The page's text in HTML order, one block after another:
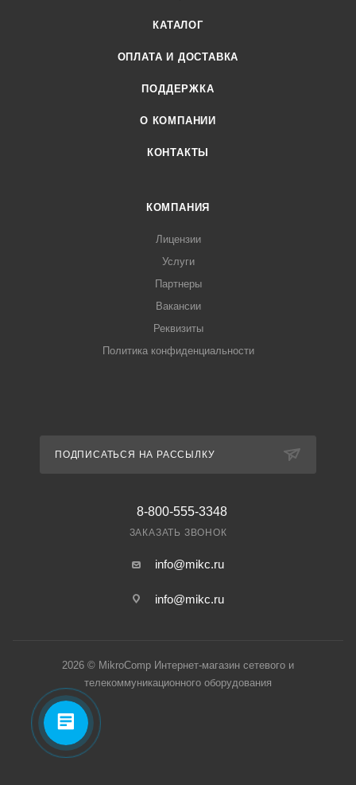
КАТАЛОГ
ОПЛАТА И ДОСТАВКА
ПОДДЕРЖКА
О КОМПАНИИ
КОНТАКТЫ
КОМПАНИЯ
Лицензии
Услуги
Партнеры
Вакансии
Реквизиты
Политика конфиденциальности
ПОДПИСАТЬСЯ НА РАССЫЛКУ
8-800-555-3348
ЗАКАЗАТЬ ЗВОНОК
info@mikc.ru
info@mikc.ru
2026 © MikroComp Интернет-магазин сетевого и
телекоммуникационного оборудования